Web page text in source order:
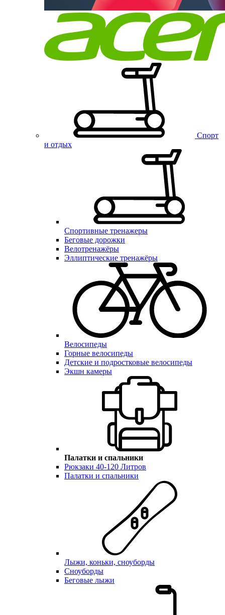
Спорт
и отдых
Спортивные тренажеры
Беговые дорожки
Велотренажёры
Эллиптические тренажёры
Велосипеды
Горные велосипеды
Детские и подростковые велосипеды
Экшн камеры
Палатки и спальники
Рюкзаки 40-120 Литров
Палатки и спальники
Лыжи, коньки, сноуборды
Сноуборды
Беговые лыжи